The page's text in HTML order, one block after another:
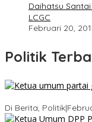
Daihatsu
LCGC
Februari 20,
Politik
Di Berita, Politik|